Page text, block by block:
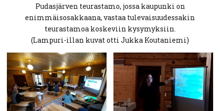
Pudasjärven teurastamo, jossa kaupunki on
enimmäisosakkaana, vastaa tulevaisuudessakin
teurastamoa koskeviin kysymyksiin.
(Lampuri-illan kuvat otti Jukka Koutaniemi)